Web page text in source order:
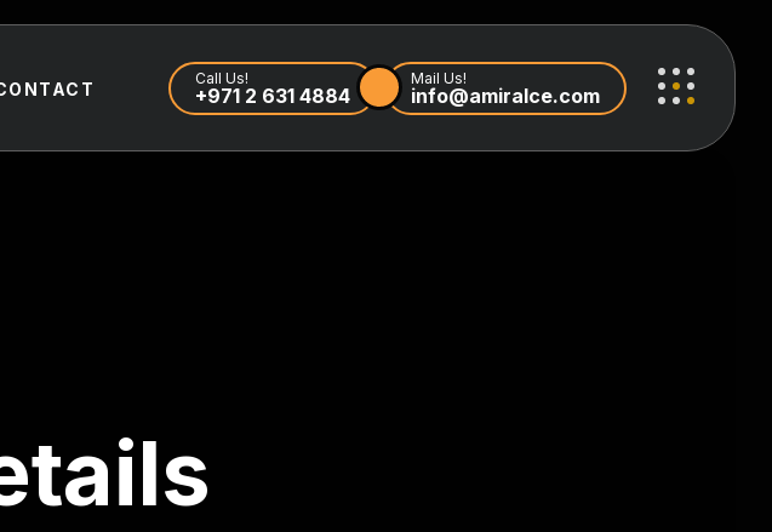
Call Us!
+971 2 631 4884
Mail Us!
info@amiralce.com